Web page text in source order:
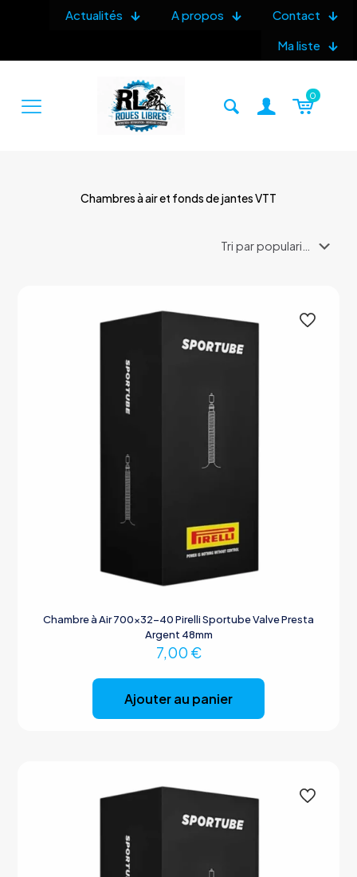
Actualités A propos
Contact
Ma liste
0
Chambres à air et fonds de jantes VTT
Chambre à Air 700×32-40 Pirelli Sportube Valve Presta
Argent 48mm
7,00 €
Ajouter au panier